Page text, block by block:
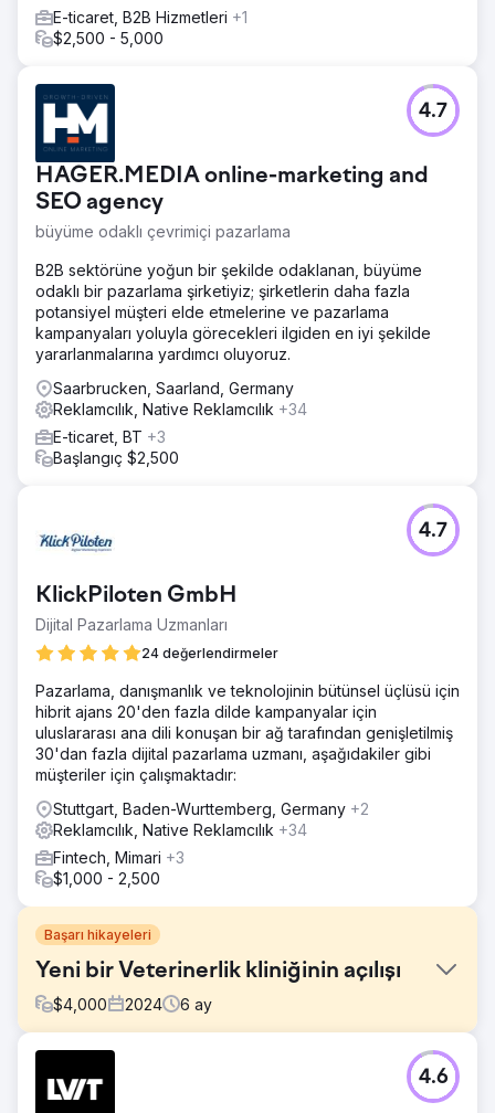
E-ticaret, B2B Hizmetleri +1
$2,500 - 5,000
HAGER.MEDIA online-marketing and
SEO agency
büyüme odaklı çevrimiçi pazarlama
4.7
B2B sektörüne yoğun bir şekilde odaklanan, büyüme
odaklı bir pazarlama şirketiyiz; şirketlerin daha fazla
potansiyel müşteri elde etmelerine ve pazarlama
kampanyaları yoluyla görecekleri ilgiden en iyi şekilde
yararlanmalarına yardımcı oluyoruz.
Saarbrucken, Saarland, Germany
Reklamcılık, Native Reklamcılık +34
E-ticaret, BT +3
Başlangıç $2,500
KlickPiloten GmbH
Dijital Pazarlama Uzmanları
24 değerlendirmeler
4.7
Pazarlama, danışmanlık ve teknolojinin bütünsel üçlüsü için
hibrit ajans 20'den fazla dilde kampanyalar için
uluslararası ana dili konuşan bir ağ tarafından genişletilmiş
30'dan fazla dijital pazarlama uzmanı, aşağıdakiler gibi
müşteriler için çalışmaktadır:
Stuttgart, Baden-Wurttemberg, Germany +2
Reklamcılık, Native Reklamcılık +34
Fintech, Mimari +3
$1,000 - 2,500
Başarı hikayeleri
Yeni bir Veterinerlik kliniğinin açılışı
$4,000 2024 6 ay
Mewes Vets, Haywards Heath ve Rottingdean'da
bulunan, evcil hayvanlara mümkün olan en iyi bakımı
4.6